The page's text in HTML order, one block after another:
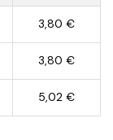
3,80 €
3,80 €
5,02 €